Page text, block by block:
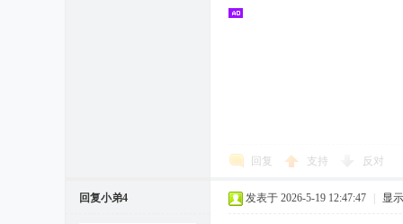
回复 支持 反对
回复小弟4 发表于 2026-5-19 12:47:47 显